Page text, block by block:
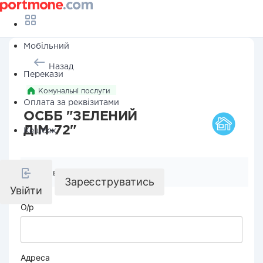
Мобільний
Перекази
Оплата за реквізитами
Кешбек
Увійти
Зареєструватись
Назад
Комунальні послуги
ОСББ "ЗЕЛЕНИЙ
ДІМ-72"
Реквізити компанії
О/р
Адреса